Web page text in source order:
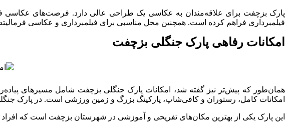
پارک بزچفت برای علاقه‌مندان به عکاسی یک طراحی عالی دارد. فرصت‌های عکاسی
فیلمبرداری فراهم کرده است. همچنین محل مناسبی برای فیلمبرداری و عکاسی
امکانات رفاهی پارک جنگلی بزچفت
همان‌طور که پیش‌تر نیز گفته شد، امکانات پارک جنگلی بزچفت شامل مسیرهای
امکانات کامل، رستوران و کافی‌شاپ، پارکینگ بزرگ و زمین ورزشی است. در پارک
این پارک یکی از بهترین مکان‌های تفریحی و آموزشی در شهرستان بزچفت است که